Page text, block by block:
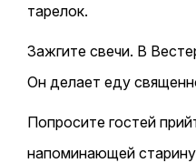
тарелок.
Зажгите свечи. В
Он делает еду
Попросите гостей
напоминающей